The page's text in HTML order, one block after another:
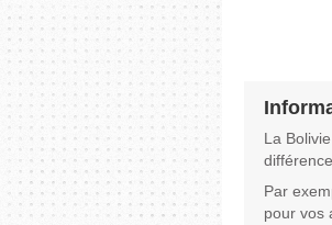
La
Par
pour vos